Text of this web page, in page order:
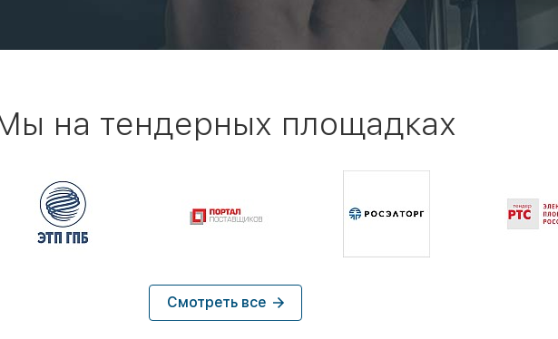
на тендерных площадках
Смотреть все